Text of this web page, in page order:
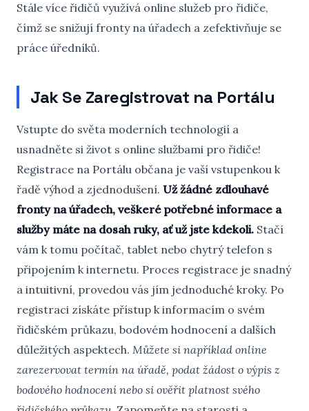
Stále více řidičů využívá online služeb pro řidiče,
čímž se snižují fronty na úřadech a zefektivňuje se
práce úředníků.
Jak Se Zaregistrovat na Portálu
Vstupte do světa moderních technologií a
usnadněte si život s online službami pro řidiče!
Registrace na Portálu občana je vaší vstupenkou k
řadě výhod a zjednodušení. Už žádné zdlouhavé
fronty na úřadech, veškeré potřebné informace a
služby máte na dosah ruky, ať už jste kdekoli. Stačí
vám k tomu počítač, tablet nebo chytrý telefon s
připojením k internetu. Proces registrace je snadný
a intuitivní, provedou vás jím jednoduché kroky. Po
registraci získáte přístup k informacím o svém
řidičském průkazu, bodovém hodnocení a dalších
důležitých aspektech. Můžete si například online
zarezervovat termín na úřadě, podat žádost o výpis z
bodového hodnocení nebo si ověřit platnost svého